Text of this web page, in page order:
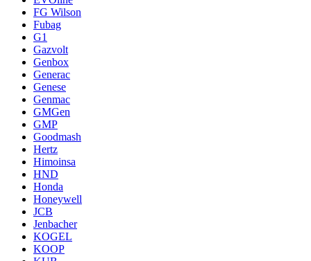
FG Wilson
Fubag
G1
Gazvolt
Genbox
Generac
Genese
Genmac
GMGen
GMP
Goodmash
Hertz
Himoinsa
HND
Honda
Honeywell
JCB
Jenbacher
KOGEL
KOOP